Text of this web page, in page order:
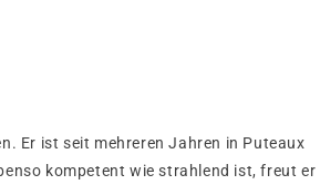
Er ist seit mehreren Jahren in Puteaux
kompetent wie strahlend ist, freut er